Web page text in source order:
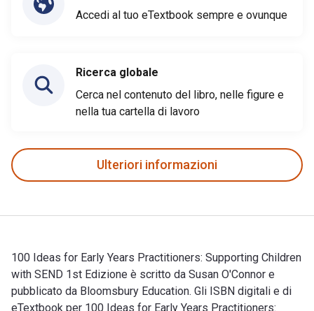
Accedi al tuo eTextbook sempre e ovunque
Ricerca globale
Cerca nel contenuto del libro, nelle figure e
nella tua cartella di lavoro
Ulteriori informazioni
100 Ideas for Early Years Practitioners: Supporting Children
with SEND 1st Edizione è scritto da Susan O'Connor e
pubblicato da Bloomsbury Education. Gli ISBN digitali e di
eTextbook per 100 Ideas for Early Years Practitioners: